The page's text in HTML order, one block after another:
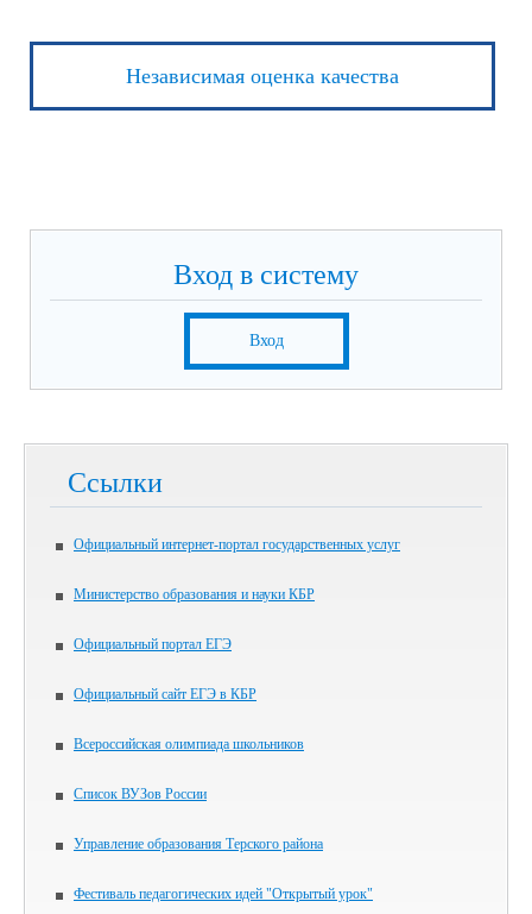
Независимая оценка качества
Вход в систему
Вход
Ссылки
Официальный интернет-портал государственных услуг
Министерство образования и науки КБР
Официальный портал ЕГЭ
Официальный сайт ЕГЭ в КБР
Всероссийская олимпиада школьников
Список ВУЗов России
Управление образования Терского района
Фестиваль педагогических идей "Открытый урок"